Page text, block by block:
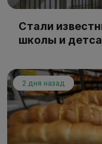
Стали
школы и
2 дня назад